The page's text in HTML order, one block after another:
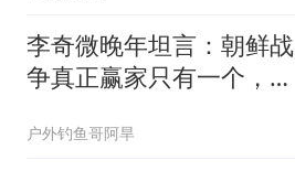
李奇微晚年坦言：朝鲜战
争真正赢家只有一个，不
户外钓鱼哥阿旱